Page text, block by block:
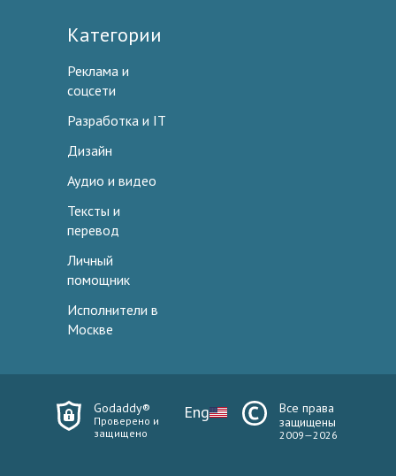
Категории
Реклама и
соцсети
Разработка и IT
Дизайн
Аудио и видео
Тексты и
перевод
Личный
помощник
Исполнители в
Москве
Godaddy®
Проверено и
защищено
Eng
Все права
защищены
2009—2026